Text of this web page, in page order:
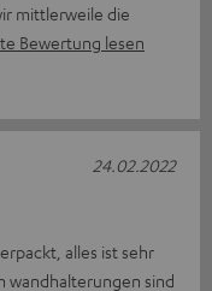
mittlerweile die
Bewertung lesen
alles ist sehr
sind
24.02.2022